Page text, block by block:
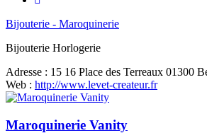
Bijouterie - Maroquinerie
Bijouterie Horlogerie
Adresse : 15 16 Place des Terreaux 01300
Web : http://www.levet-createur.fr
Maroquinerie Vanity